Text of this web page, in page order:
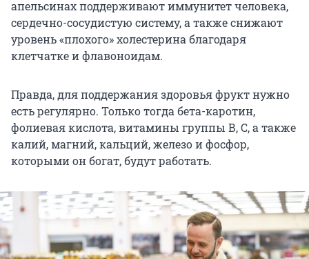
апельсинах поддерживают иммунитет человека,
сердечно-сосудистую систему, а также снижают
уровень «плохого» холестерина благодаря
клетчатке и флавоноидам.
Правда, для поддержания здоровья фрукт нужно
есть регулярно. Только тогда бета-каротин,
фолиевая кислота, витамины группы В, С, а также
калий, магний, кальций, железо и фосфор,
которыми он богат, будут работать.